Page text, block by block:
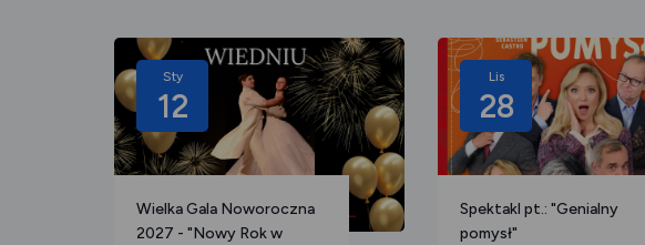
Sty
12
Wielka Gala Noworoczna
2027 - "Nowy Rok w
Lis
28
Spektakl pt.: "Genialny
pomysł"